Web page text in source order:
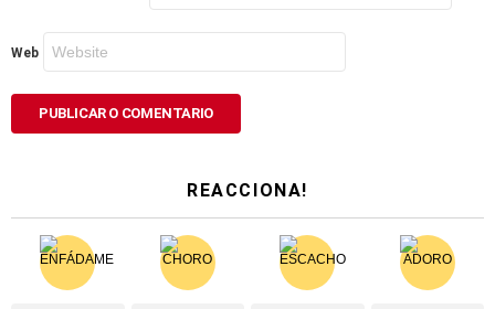
Web
REACCIONA!